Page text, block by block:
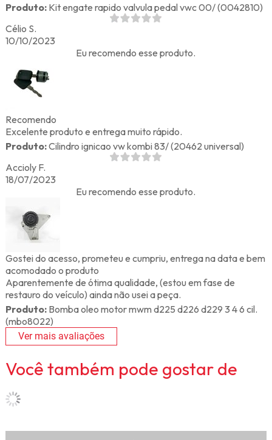
Produto:Kit engate rapido valvula pedal vwc 00/ (0042810)
Célio S.
10/10/2023
Eu recomendo esse produto.
Recomendo
Excelente produto e entrega muito rápido.
Produto:Cilindro ignicao vw kombi 83/ (20462 universal)
Accioly F.
18/07/2023
Eu recomendo esse produto.
Gostei do acesso, prometeu e cumpriu, entrega na data e bem
acomodado o produto
Aparentemente de ótima qualidade, (estou em fase de
restauro do veículo) ainda não usei a peça.
Produto:Bomba oleo motor mwm d225 d226 d229 3 4 6 cil.
(mbo8022)
Ver mais avaliações
Você também pode gostar de